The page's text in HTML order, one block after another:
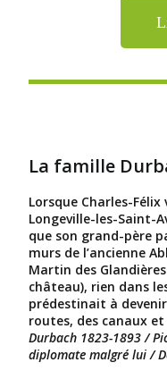
La famille
Lorsque Charles-
Longeville-les-Saint-
que son grand-père
murs de l’ancienne
Martin des
château), rien dans
prédestinait à
routes, des canaux
Durbach 1823-1893 /
diplomate malgré lui /